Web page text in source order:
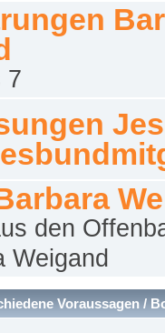
7
den
Weigand
Voraussagen /